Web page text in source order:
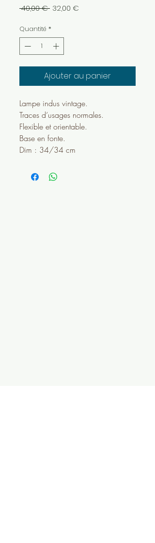
40,00 € Prix
32,00 €
Quantité *
Ajouter au panier
Lampe indus vintage.
Traces d’usages normales.
Flexible et orientable.
Base en fonte.
Dim : 34/34 cm